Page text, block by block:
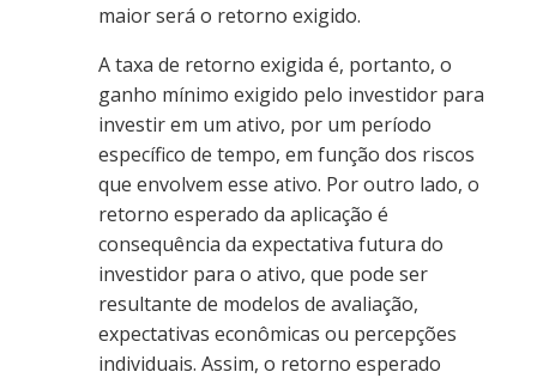
maior será o retorno exigido.
A taxa de retorno exigida é, portanto, o
ganho mínimo exigido pelo investidor para
investir em um ativo, por um período
específico de tempo, em função dos riscos
que envolvem esse ativo. Por outro lado, o
retorno esperado da aplicação é
consequência da expectativa futura do
investidor para o ativo, que pode ser
resultante de modelos de avaliação,
expectativas econômicas ou percepções
individuais. Assim, o retorno esperado